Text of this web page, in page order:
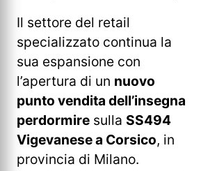
Il settore del retail
specializzato continua la
sua espansione con
l’apertura di un nuovo
punto vendita dell’insegna
perdormire sulla SS494
Vigevanese a Corsico, in
provincia di Milano.